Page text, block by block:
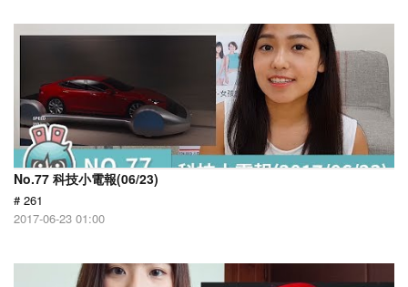
No.77 科技小電報(06/23)
# 261
2017-06-23 01:00